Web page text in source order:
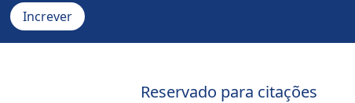
Reservado para citações